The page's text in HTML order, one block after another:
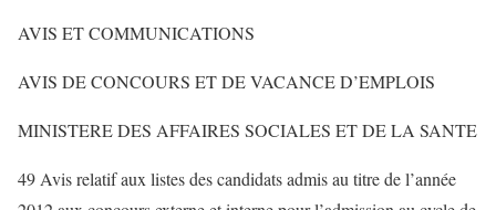
AVIS ET COMMUNICATIONS
AVIS DE CONCOURS ET DE VACANCE D’EMPLOIS
MINISTERE DES AFFAIRES SOCIALES ET DE LA SANTE
49 Avis relatif aux listes des candidats admis au titre de l’année